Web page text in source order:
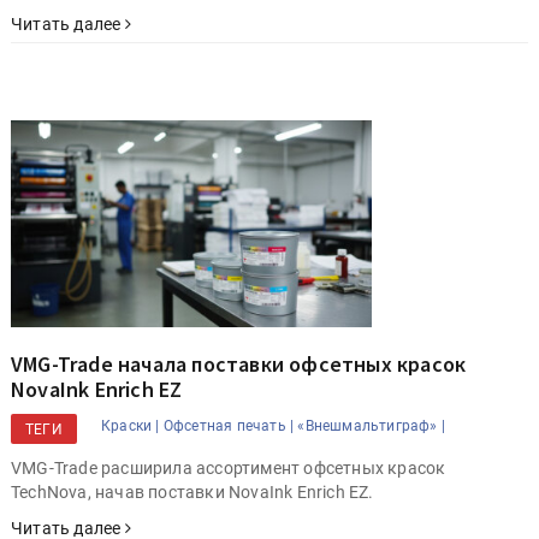
Читать далее
VMG-Trade начала поставки офсетных красок
NovaInk Enrich EZ
ТЕГИ Краски | Офсетная печать | «Внешмальтиграф» |
VMG-Trade расширила ассортимент офсетных красок
TechNova, начав поставки NovaInk Enrich EZ.
Читать далее